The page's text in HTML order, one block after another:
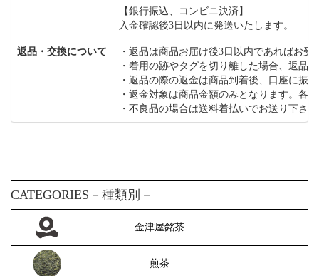
【銀行振込、コンビニ決済】
入金確認後3日以内に発送いたします。
返品・交換について
・返品は商品お届け後3日以内であればお
・着用の跡やタグを切り離した場合、返品
・返品の際の返金は商品到着後、口座に振
・返金対象は商品金額のみとなります。各
・不良品の場合は送料着払いでお送り下さ
CATEGORIES －種類別－
金津屋銘茶
煎茶